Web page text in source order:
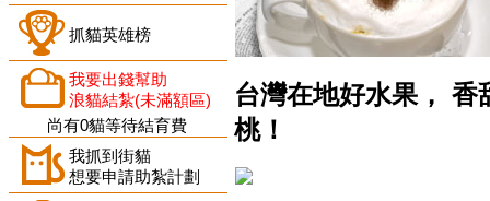
抓貓英雄榜
我要出錢幫助
浪貓結紮(未滿額區)
尚有0貓等待結育費
我抓到街貓
想要申請助紮計劃
台灣在地好水果，
桃！